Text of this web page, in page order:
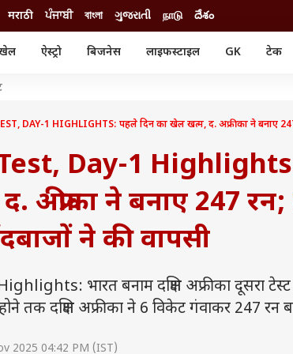
मराठी ਪੰਜਾਬੀ বাংলা ગુજરાતી நாடு దేశం
ऐस्ट्रो बिजनेस लाइफस्टाइल GK टेक
सिनेमा
टेक्नोलॉजी
चैटजीपीटी
गैजेट
शिक्षा
नौकरी
यूटिलिटी न्यूज़
DAY-1 HIGHLIGHTS: पहले दिन का खेल खत्म, द. अफ्रीका ने बनाए
Day-1
अफ्रीका ने बनाए 247 रन;
ने की वापसी
भारत बनाम दक्षिण अफ्रीका दूसरा टेस्ट
तक दक्षिण अफ्रीका ने 6 विकेट गंवाकर 247 रन
2025 04:42 PM (IST)